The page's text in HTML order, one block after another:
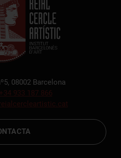
08002 Barcelona
+34 933 187 866